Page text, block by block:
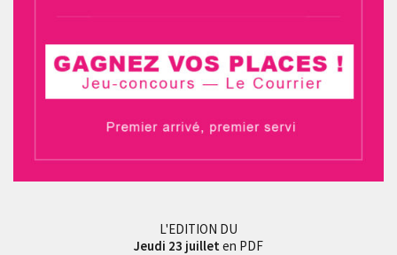
L'EDITION DU
Jeudi 23 juillet en PDF